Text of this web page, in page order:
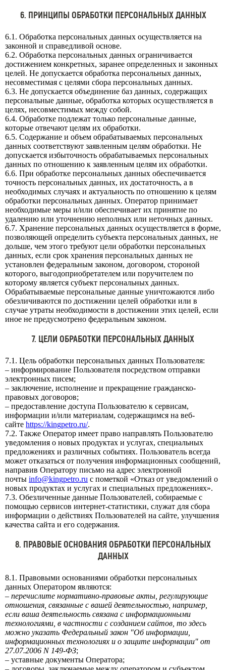
6. ПРИНЦИПЫ ОБРАБОТКИ ПЕРСОНАЛЬНЫХ ДАННЫХ
6.1. Обработка персональных данных осуществляется на
законной и справедливой основе.
6.2. Обработка персональных данных ограничивается
достижением конкретных, заранее определенных и законных
целей. Не допускается обработка персональных данных,
несовместимая с целями сбора персональных данных.
6.3. Не допускается объединение баз данных, содержащих
персональные данные, обработка которых осуществляется в
целях, несовместимых между собой.
6.4. Обработке подлежат только персональные данные,
которые отвечают целям их обработки.
6.5. Содержание и объем обрабатываемых персональных
данных соответствуют заявленным целям обработки. Не
допускается избыточность обрабатываемых персональных
данных по отношению к заявленным целям их обработки.
6.6. При обработке персональных данных обеспечивается
точность персональных данных, их достаточность, а в
необходимых случаях и актуальность по отношению к целям
обработки персональных данных. Оператор принимает
необходимые меры и/или обеспечивает их принятие по
удалению или уточнению неполных или неточных данных.
6.7. Хранение персональных данных осуществляется в форме,
позволяющей определить субъекта персональных данных, не
дольше, чем этого требуют цели обработки персональных
данных, если срок хранения персональных данных не
установлен федеральным законом, договором, стороной
которого, выгодоприобретателем или поручителем по
которому является субъект персональных данных.
Обрабатываемые персональные данные уничтожаются либо
обезличиваются по достижении целей обработки или в
случае утраты необходимости в достижении этих целей, если
иное не предусмотрено федеральным законом.
7. ЦЕЛИ ОБРАБОТКИ ПЕРСОНАЛЬНЫХ ДАННЫХ
7.1. Цель обработки персональных данных Пользователя:
– информирование Пользователя посредством отправки
электронных писем;
– заключение, исполнение и прекращение гражданско-
правовых договоров;
– предоставление доступа Пользователю к сервисам,
информации и/или материалам, содержащимся на веб-
сайте https://kingpetro.ru/.
7.2. Также Оператор имеет право направлять Пользователю
уведомления о новых продуктах и услугах, специальных
предложениях и различных событиях. Пользователь всегда
может отказаться от получения информационных сообщений,
направив Оператору письмо на адрес электронной
почты info@kingpetro.ru с пометкой «Отказ от уведомлений о
новых продуктах и услугах и специальных предложениях».
7.3. Обезличенные данные Пользователей, собираемые с
помощью сервисов интернет-статистики, служат для сбора
информации о действиях Пользователей на сайте, улучшения
качества сайта и его содержания.
8. ПРАВОВЫЕ ОСНОВАНИЯ ОБРАБОТКИ ПЕРСОНАЛЬНЫХ
ДАННЫХ
8.1. Правовыми основаниями обработки персональных
данных Оператором являются:
– перечислите нормативно-правовые акты, регулирующие
отношения, связанные с вашей деятельностью, например,
если ваша деятельность связана с информационными
технологиями, в частности с созданием сайтов, то здесь
можно указать Федеральный закон "Об информации,
информационных технологиях и о защите информации" от
27.07.2006 N 149-ФЗ;
– уставные документы Оператора;